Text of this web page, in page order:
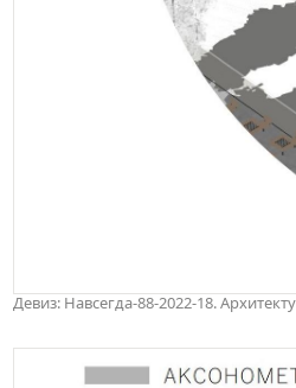
Девиз: Навсегда-88-2022-18.